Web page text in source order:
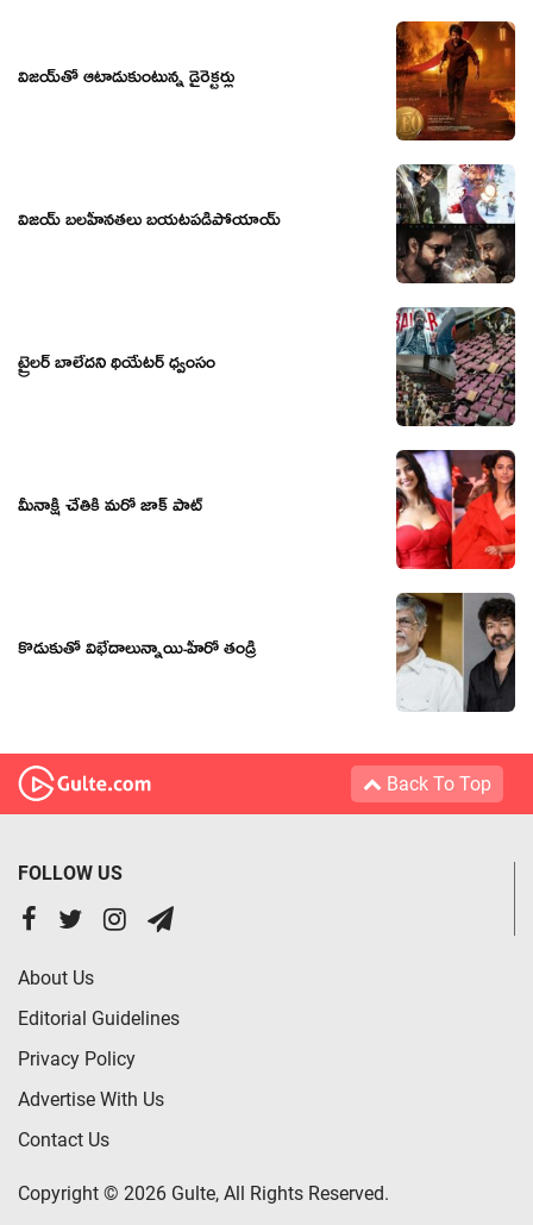
విజయ్‌తో ఆటాడుకుంటున్న డైరెక్టర్లు
విజ‌య్ బ‌ల‌హీన‌త‌లు బ‌య‌ట‌ప‌డిపోయాయ్
ట్రైలర్ బాలేదని థియేటర్ ధ్వంసం
మీనాక్షి చేతికి మరో జాక్ పాట్
కొడుకుతో విభేదాలున్నాయి-హీరో తండ్రి
Back To Top
FOLLOW US
About Us
Editorial Guidelines
Privacy Policy
Advertise With Us
Contact Us
Copyright © 2026 Gulte, All Rights Reserved.